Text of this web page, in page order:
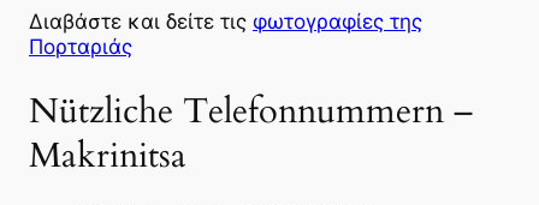
Διαβάστε και δείτε τις φωτογραφίες της
Πορταριάς
Nützliche Telefonnummern –
Makrinitsa